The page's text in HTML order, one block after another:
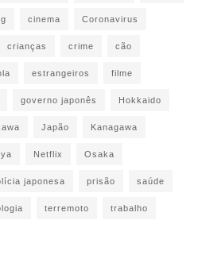
cinema Coronavirus
crianças crime cão
estrangeiros filme
governo japonês Hokkaido
Japão Kanagawa
Netflix Osaka
japonesa prisão saúde
terremoto trabalho